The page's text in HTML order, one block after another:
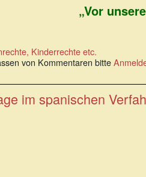
„Vor
Kinderrechte etc.
von Kommentaren bitte
im spanischen